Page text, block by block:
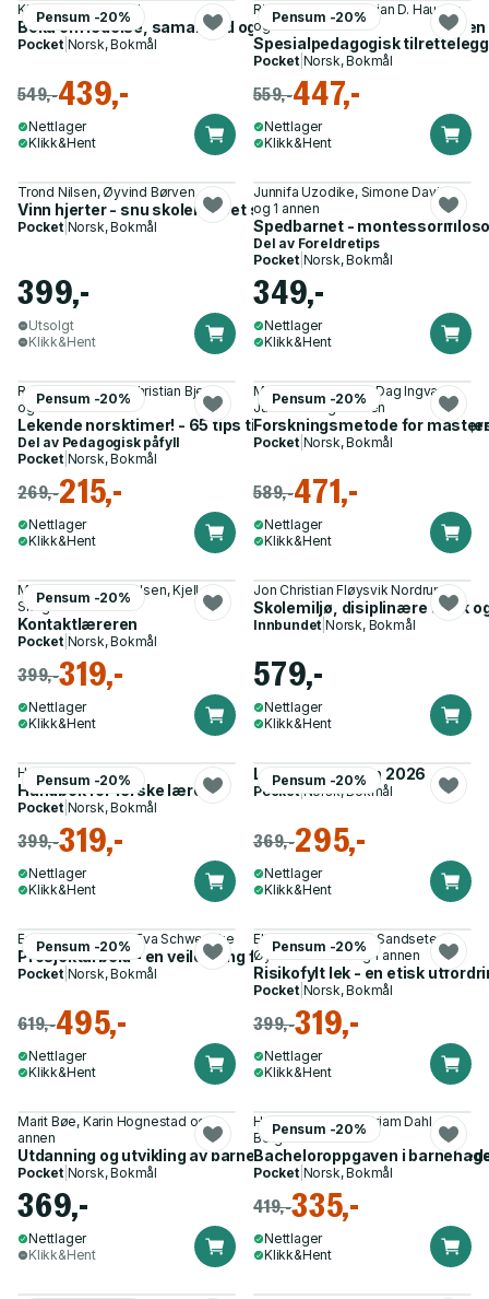
Pensum -20%
Kjell Aage Gotvassli
Boka om ledelse, samarbeid og utviklingsarbeid i barnehagen
Pocket| Norsk, Bokmål
549,-439,-
Nettlager
Klikk&Hent
Pensum -20%
Richard Haugen, Vivian D. Haugen
og 1 annen
Spesialpedagogisk
Pocket| Norsk, Bokmål
559,-447,-
Nettlager
Klikk&Hent
Trond Nilsen, Øyvind Børven
Vinn hjerter - snu skolemiljøet sammen
Pocket| Norsk, Bokmål
399,-
Utsolgt
Klikk&Hent
Junnifa Uzodike, Simone Davies
og 1 annen
Spedbarnet -
Del av Foreldretips
Pocket| Norsk, Bokmål
349,-
Nettlager
Klikk&Hent
Pensum -20%
Ronny Johansen, Christian Bjerke
og 1 annen
Lekende norsktimer! - 65 tips til lærere i
Del av Pedagogisk påfyll
Pocket| Norsk, Bokmål
269,-215,-
Nettlager
Klikk&Hent
Pensum -20%
May Britt Postholm, Dag Ingvar
Jacobsen og 1 annen
Forskningsmetode for
Pocket| Norsk, Bokmål
589,-471,-
Nettlager
Klikk&Hent
Pensum -20%
Mirjam Harkestad Olsen, Kjell
Skogen
Kontaktlæreren
Pocket| Norsk, Bokmål
399,-319,-
Nettlager
Klikk&Hent
Jon Christian Fløysvik Nordrum
Skolemiljø, disiplinære tiltak
Innbundet |Norsk, Bokmål
579,-
Nettlager
Klikk&Hent
Pensum -20%
Harald Ødegaard
Håndbok for ferske lærere
Pocket| Norsk, Bokmål
399,-319,-
Nettlager
Klikk&Hent
Pensum -20%
Legathåndboken 2026
Pocket|Norsk, Bokmål
369,-295,-
Nettlager
Klikk&Hent
Pensum -20%
Erling S. Andersen, Eva Schwencke
Prosjektarbeid - en veiledning for studenter
Pocket| Norsk, Bokmål
619,-495,-
Nettlager
Klikk&Hent
Pensum -20%
Ellen Beate Hansen Sandseter,
Øyvind Kvalnes og 1 annen
Risikofylt lek - en etisk
Pocket| Norsk, Bokmål
399,-319,-
Nettlager
Klikk&Hent
Marit Bøe, Karin Hognestad og 1
annen
Utdanning og utvikling av barnehagelæreres pedagogiske
Pocket| Norsk, Bokmål
369,-
Nettlager
Klikk&Hent
Pensum -20%
Henriette Jæger, Mirjam Dahl
Bergsland
Bacheloroppgaven i
Pocket| Norsk, Bokmål
419,-335,-
Nettlager
Klikk&Hent